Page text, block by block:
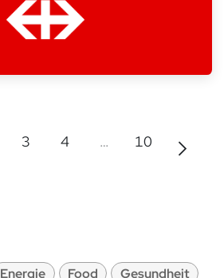
3 4 … 10
Energie Food
Gesundheit